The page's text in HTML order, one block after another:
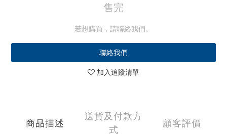
售完
若想購買，請聯絡我們。
聯絡我們
加入追蹤清單
商品描述
送貨及付款方
式
顧客評價